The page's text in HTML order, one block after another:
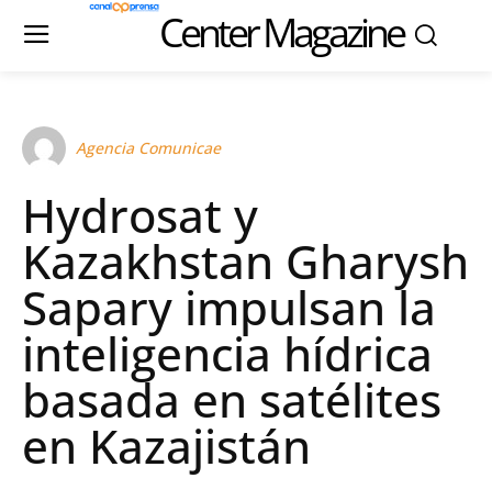
Center Magazine
Agencia Comunicae
Hydrosat y
Kazakhstan Gharysh
Sapary impulsan la
inteligencia hídrica
basada en satélites
en Kazajistán